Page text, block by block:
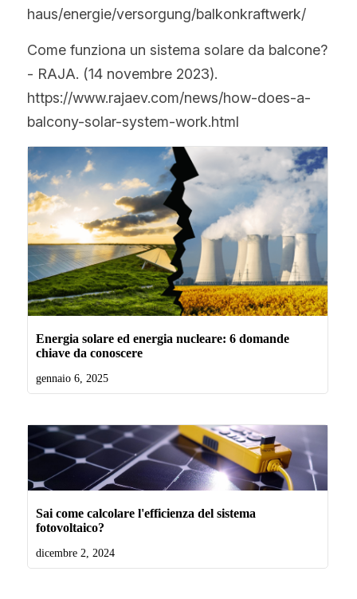
haus/energie/versorgung/balkonkraftwerk/
Come funziona un sistema solare da balcone?
- RAJA. (14 novembre 2023).
https://www.rajaev.com/news/how-does-a-
balcony-solar-system-work.html